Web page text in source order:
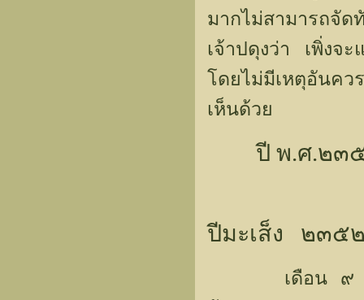
มากไม่สามารถจัด
เจ้าปดุงว่า เพิ่งจ
โดยไม่มีเหตุอันค
เห็นด้วย
ปี พ.ศ.๒๓
ปีมะเส็ง ๒๓๕
เดือน ๙ แรม